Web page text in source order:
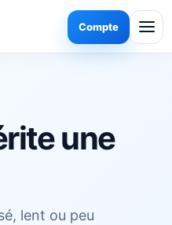
Compte
une
lent ou peu